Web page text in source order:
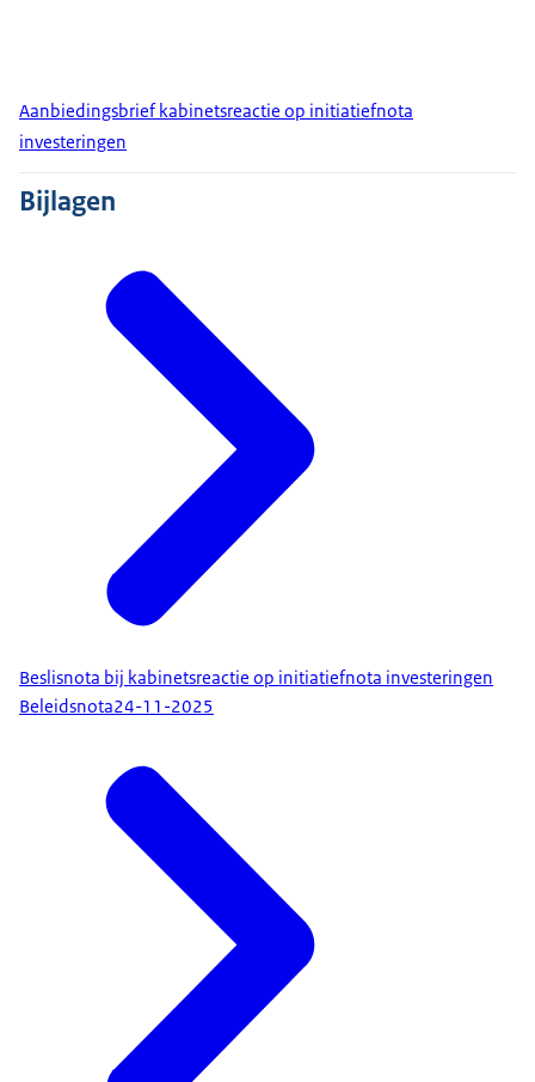
Aanbiedingsbrief kabinetsreactie op initiatiefnota
investeringen
Bijlagen
Beslisnota bij kabinetsreactie op initiatiefnota investeringen
Beleidsnota24-11-2025